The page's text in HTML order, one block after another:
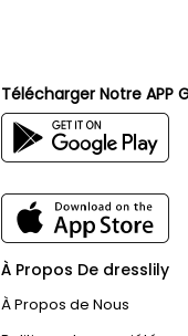
Télécharger Notre APP
À Propos De dresslily
À Propos de Nous